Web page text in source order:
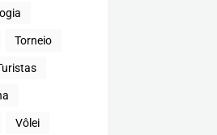
Torneio
Vôlei